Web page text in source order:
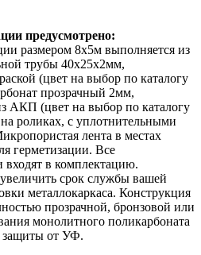
предусмотрено:
размером 8х5м выполняется из
трубы 40х25х2мм,
(цвет на выбор по каталогу
прозрачный 2мм,
АКП (цвет на выбор по каталогу
роликах, с уплотнительными
лента в местах
герметизации. Все
в комплектацию.
срок службы вашей
металлокаркаса. Конструкция
прозрачной, бронзовой или
монолитного поликарбоната
защиты от УФ.